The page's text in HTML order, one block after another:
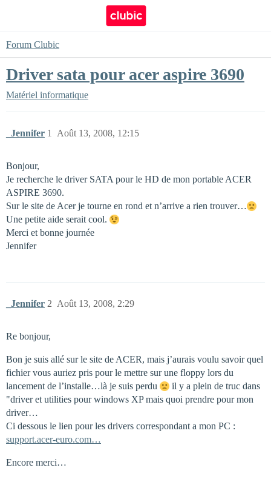
Forum Clubic
Driver sata pour acer aspire 3690
Matériel informatique
_Jennifer Août 13, 2008, 12:15
1
Bonjour,
Je recherche le driver SATA pour le HD de mon portable ACER
ASPIRE 3690.
Sur le site de Acer je tourne en rond et n’arrive a rien trouver…
Une petite aide serait cool.
Merci et bonne journée
Jennifer
_Jennifer Août 13, 2008, 2:29
2
Re bonjour,
Bon je suis allé sur le site de ACER, mais j’aurais voulu savoir quel
fichier vous auriez pris pour le mettre sur une floppy lors du
lancement de l’installe…là je suis perdu
il y a plein de truc dans
"driver et utilities pour windows XP mais quoi prendre pour mon
driver…
Ci dessous le lien pour les drivers correspondant a mon PC :
support.acer-euro.com…
Encore merci…